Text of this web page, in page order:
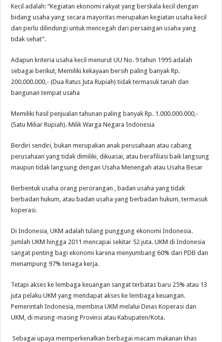
Kecil adalah: “Kegiatan ekonomi rakyat yang berskala kecil dengan
bidang usaha yang secara mayoritas merupakan kegiatan usaha kecil
dan perlu dilindungi untuk mencegah dari persaingan usaha yang
tidak sehat”.
Adapun kriteria usaha kecil menurut UU No. 9 tahun 1995 adalah
sebagai berikut, Memiliki kekayaan bersih paling banyak Rp.
200.000.000,- (Dua Ratus Juta Rupiah) tidak termasuk tanah dan
bangunan tempat usaha
Memiliki hasil penjualan tahunan paling banyak Rp. 1.000.000.000,-
(Satu Miliar Rupiah). Milik Warga Negara Indonesia
Berdiri sendiri, bukan merupakan anak perusahaan atau cabang
perusahaan yang tidak dimiliki, dikuasai, atau berafiliasi baik langsung
maupun tidak langsung dengan Usaha Menengah atau Usaha Besar
Berbentuk usaha orang perorangan , badan usaha yang tidak
berbadan hukum, atau badan usaha yang berbadan hukum, termasuk
koperasi.
Di Indonesia, UKM adalah tulang punggung ekonomi Indonesia.
Jumlah UKM hingga 2011 mencapai sekitar 52 juta. UKM di Indonesia
sangat penting bagi ekonomi karena menyumbang 60% dari PDB dan
menampung 97% tenaga kerja.
Tetapi akses ke lembaga keuangan sangat terbatas baru 25% atau 13
juta pelaku UKM yang mendapat akses ke lembaga keuangan.
Pemerintah Indonesia, membina UKM melalui Dinas Koperasi dan
UKM, di masing-masing Provinsi atau Kabupaten/Kota.
Sebagai upaya memperkenalkan berbagai macam makanan khas